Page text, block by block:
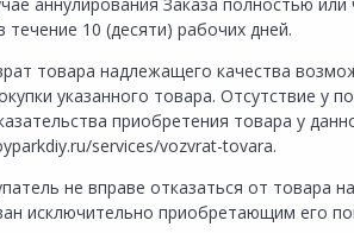
течение 10 (десяти) рабочих дней.
товара надлежащего качества
указанного товара. Отсутствие
приобретения товара у
services/vozvrat-tovara.
не вправе отказаться от товара
исключительно приобретающим его